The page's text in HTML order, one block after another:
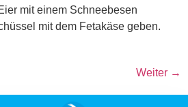
mit einem Schneebesen
mit dem Fetakäse geben.
Weiter →